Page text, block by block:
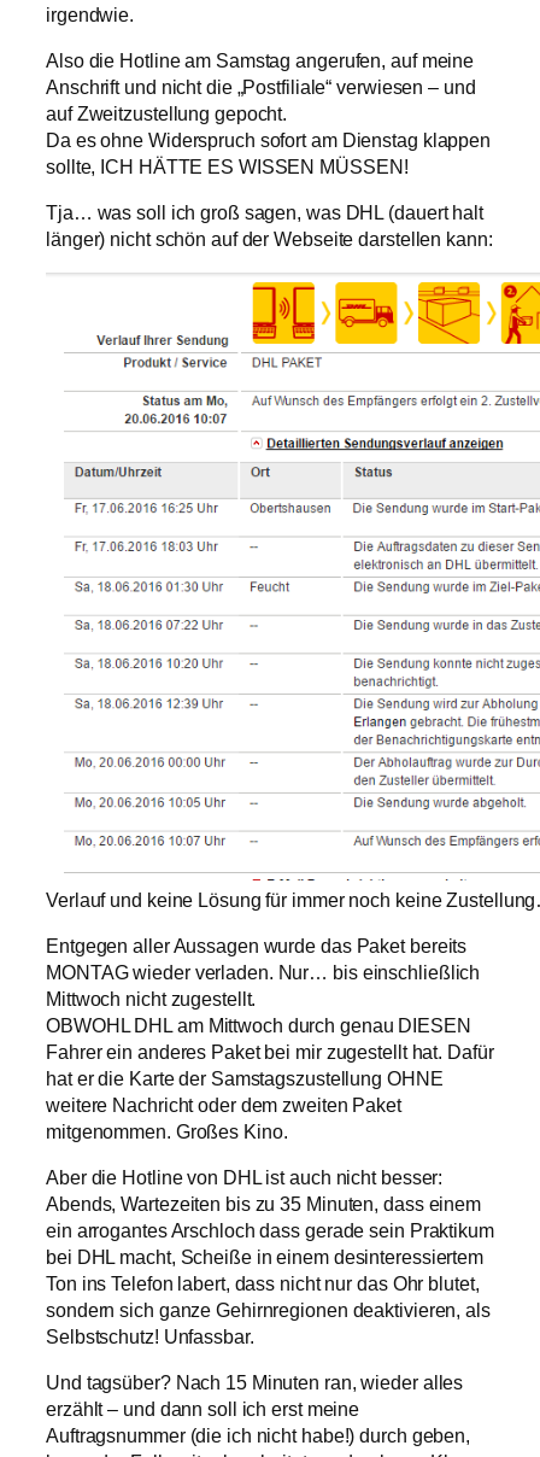
irgendwie.
Also die Hotline am Samstag angerufen, auf meine
Anschrift und nicht die „Postfiliale“ verwiesen – und
auf Zweitzustellung gepocht.
Da es ohne Widerspruch sofort am Dienstag klappen
sollte, ICH HÄTTE ES WISSEN MÜSSEN!
Tja… was soll ich groß sagen, was DHL (dauert halt
länger) nicht schön auf der Webseite darstellen kann:
Verlauf und keine Lösung für immer noch keine
Entgegen aller Aussagen wurde das Paket bereits
MONTAG wieder verladen. Nur… bis einschließlich
Mittwoch nicht zugestellt.
OBWOHL DHL am Mittwoch durch genau DIESEN
Fahrer ein anderes Paket bei mir zugestellt hat. Dafür
hat er die Karte der Samstagszustellung OHNE
weitere Nachricht oder dem zweiten Paket
mitgenommen. Großes Kino.
Aber die Hotline von DHL ist auch nicht besser:
Abends, Wartezeiten bis zu 35 Minuten, dass einem
ein arrogantes Arschloch dass gerade sein Praktikum
bei DHL macht, Scheiße in einem desinteressiertem
Ton ins Telefon labert, dass nicht nur das Ohr blutet,
sondern sich ganze Gehirnregionen deaktivieren, als
Selbstschutz! Unfassbar.
Und tagsüber? Nach 15 Minuten ran, wieder alles
erzählt – und dann soll ich erst meine
Auftragsnummer (die ich nicht habe!) durch geben,